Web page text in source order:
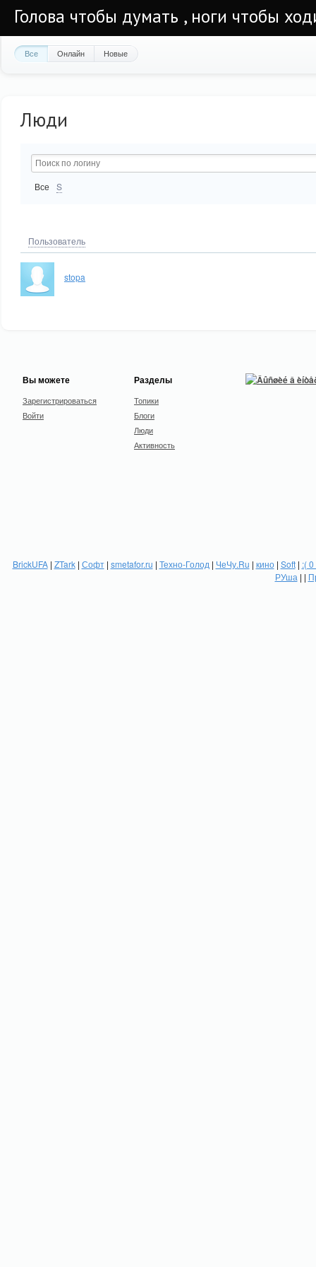
Голова чтобы думать , ноги чтобы
Все Онлайн Новые
Люди
Все S
Пользователь
stopa
Вы можете
Зарегистрироваться
Войти
Разделы
Топики
Блоги
Люди
Активность
BrickUFA| ZTark| Софт| smetafor.ru | Техно-Голод | ЧеЧу.Ru | кино| Soft| :(
РУша | |